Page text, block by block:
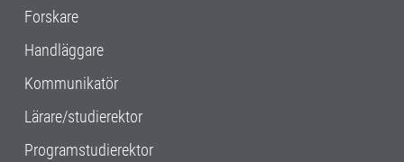
Forskare
Handläggare
Kommunikatör
Lärare/studierektor
Programstudierektor